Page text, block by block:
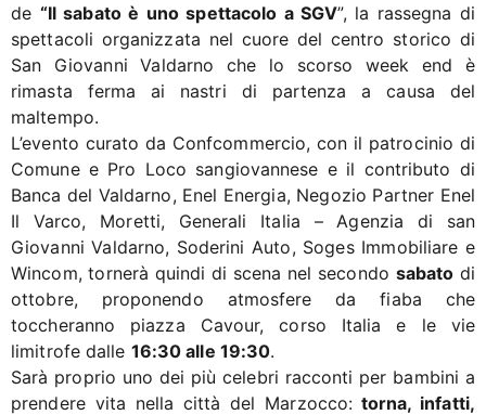
de “Il sabato è uno spettacolo a SGV”, la rassegna di
spettacoli organizzata nel cuore del centro storico di
San Giovanni Valdarno che lo scorso week end è
rimasta ferma ai nastri di partenza a causa del
maltempo.
L’evento curato da Confcommercio, con il patrocinio di
Comune e Pro Loco sangiovannese e il contributo di
Banca del Valdarno, Enel Energia, Negozio Partner Enel
Il Varco, Moretti, Generali Italia – Agenzia di san
Giovanni Valdarno, Soderini Auto, Soges Immobiliare e
Wincom, tornerà quindi di scena nel secondo sabato di
ottobre, proponendo atmosfere da fiaba che
toccheranno piazza Cavour, corso Italia e le vie
limitrofe dalle 16:30 alle 19:30.
Sarà proprio uno dei più celebri racconti per bambini a
prendere vita nella città del Marzocco: torna, infatti,